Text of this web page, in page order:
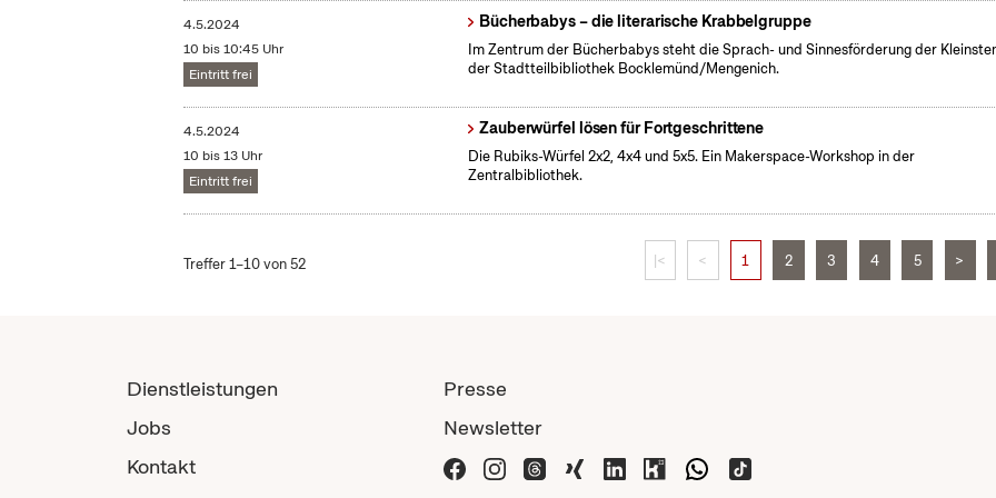
4.5.2024
10 bis 10:45 Uhr
Eintritt frei
Bücherbabys – die literarische Krabbelgruppe
Im Zentrum der Bücherbabys steht die Sprach- und Sinnesförderung der
der Stadtteilbibliothek Bocklemünd/Mengenich.
4.5.2024
10 bis 13 Uhr
Eintritt frei
​Zauberwürfel lösen für Fortgeschrittene
Die Rubiks-Würfel 2x2, 4x4 und 5x5. Ein Makerspace-Workshop in der
Zentralbibliothek.
Treffer 1–10 von 52 |< < 1 2 3 4 5 >
Dienstleistungen
Jobs
Kontakt
Presse
Newsletter